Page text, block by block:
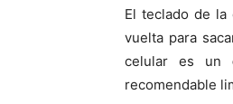
El teclado de la
vuelta para
celular es un
recomendable